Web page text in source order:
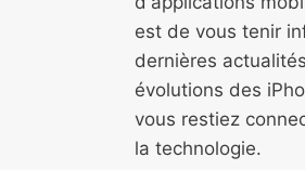
est de vous tenir
dernières
évolutions des
vous restiez
la technologie.